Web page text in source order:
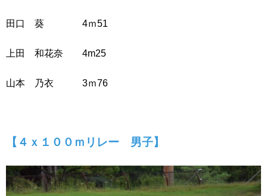
田口 葵 4ｍ51
上田 和花奈 4m25
山本 乃衣 3ｍ76
【４ｘ１００ｍリレー 男子】